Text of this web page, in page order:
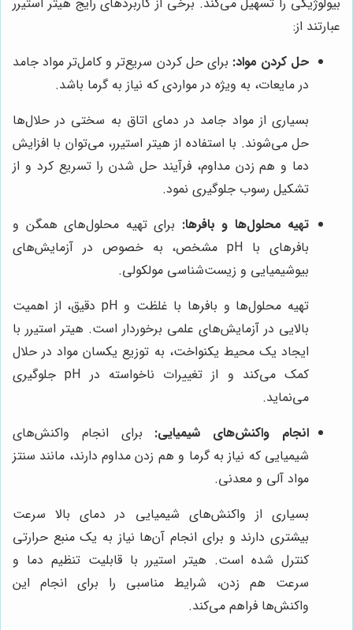
عبارتند از:
حل کردن مواد: برای حل کردن سریع‌تر و کامل‌تر مواد جامد
در مایعات، به ویژه در مواردی که نیاز به گرما باشد.
بسیاری از مواد جامد در دمای اتاق به سختی در حلال‌ها
حل می‌شوند. با استفاده از هیتر استیرر، می‌توان با افزایش
دما و هم زدن مداوم، فرآیند حل شدن را تسریع کرد و از
تشکیل رسوب جلوگیری نمود.
تهیه محلول‌ها و بافرها: برای تهیه محلول‌های همگن و
بافرهای با pH مشخص، به خصوص در آزمایش‌های
بیوشیمیایی و زیست‌شناسی مولکولی.
تهیه محلول‌ها و بافرها با غلظت و pH دقیق، از اهمیت
بالایی در آزمایش‌های علمی برخوردار است. هیتر استیرر با
ایجاد یک محیط یکنواخت، به توزیع یکسان مواد در حلال
کمک می‌کند و از تغییرات ناخواسته در pH جلوگیری
می‌نماید.
انجام واکنش‌های شیمیایی: برای انجام واکنش‌های
شیمیایی که نیاز به گرما و هم زدن مداوم دارند، مانند سنتز
مواد آلی و معدنی.
بسیاری از واکنش‌های شیمیایی در دمای بالا سرعت
بیشتری دارند و برای انجام آن‌ها نیاز به یک منبع حرارتی
کنترل شده است. هیتر استیرر با قابلیت تنظیم دما و
سرعت هم زدن، شرایط مناسبی را برای انجام این
واکنش‌ها فراهم می‌کند.